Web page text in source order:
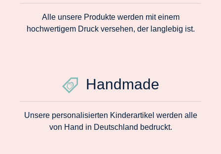
Alle unsere Produkte werden mit einem
hochwertigem Druck versehen, der langlebig ist.
Handmade
Unsere personalisierten Kinderartikel werden alle
von Hand in Deutschland bedruckt.